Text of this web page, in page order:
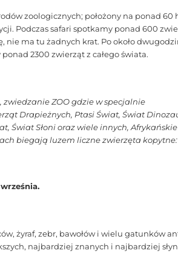
zoologicznych; położony na ponad 60
Podczas safari spotkamy ponad 600
nie ma tu żadnych krat. Po około
2300 zwierząt z całego świata.
zwiedzanie ZOO gdzie w specjalnie
Drapieżnych, Ptasi Świat, Świat
Świat Słoni oraz wiele innych, Afrykańskie
biegają luzem liczne zwierzęta kopytne:
żyraf, zebr, bawołów i wielu gatunków
najbardziej znanych i najbardziej